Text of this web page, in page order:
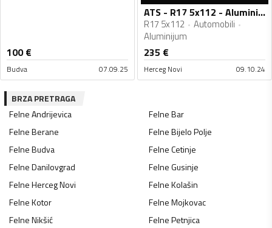
100€
Budva 07.09.25
ATS - R17 5x112 - Aluminijum felne
R17 5x112
Automobili
Aluminijum
235 €
Herceg Novi 09.10.24
BRZA PRETRAGA
FelneAndrijevica FelneBar
FelneBerane FelneBijelo Polje
FelneBudva FelneCetinje
FelneDanilovgrad FelneGusinje
FelneHerceg Novi FelneKolašin
FelneKotor FelneMojkovac
FelneNikšić FelnePetnjica